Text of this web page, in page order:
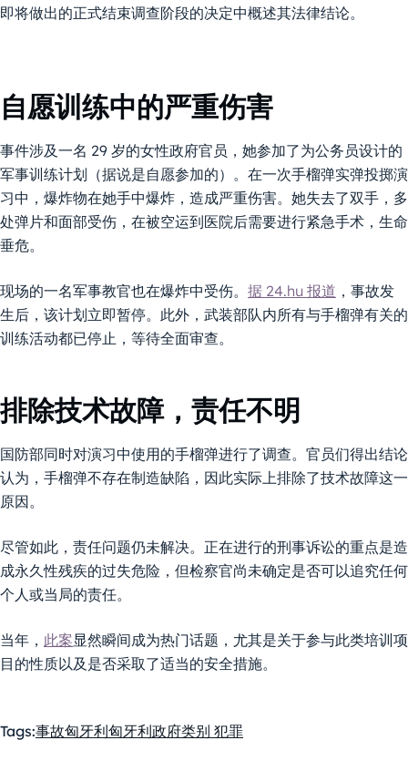
即将做出的正式结束调查阶段的决定中概述其法律结论。
自愿训练中的严重伤害
事件涉及一名 29 岁的女性政府官员，她参加了为公务员设计的
军事训练计划（据说是自愿参加的）。在一次手榴弹实弹投掷演
习中，爆炸物在她手中爆炸，造成严重伤害。她失去了双手，多
处弹片和面部受伤，在被空运到医院后需要进行紧急手术，生命
垂危。
现场的一名军事教官也在爆炸中受伤。 据 24.hu 报道 ，事故发
生后，该计划立即暂停。此外，武装部队内所有与手榴弹有关的
训练活动都已停止，等待全面审查。
排除技术故障，责任不明
国防部同时对演习中使用的手榴弹进行了调查。官员们得出结论
认为，手榴弹不存在制造缺陷，因此实际上排除了技术故障这一
原因。
尽管如此，责任问题仍未解决。正在进行的刑事诉讼的重点是造
成永久性残疾的过失危险，但检察官尚未确定是否可以追究任何
个人或当局的责任。
当年， 此案显然瞬间成为热门话题，尤其是关于参与此类培训项
目的性质以及是否采取了适当的安全措施。
Tags:事故匈牙利匈牙利政府类别 犯罪